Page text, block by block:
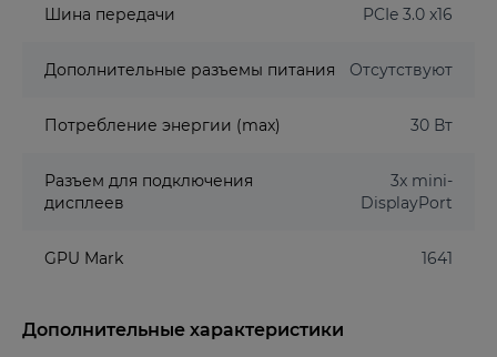
Шина передачи PCIe 3.0 x16
Дополнительные разъемы питания Отсутствуют
Потребление энергии (max) 30 Вт
Разъем для подключения
дисплеев
3x mini-
DisplayPort
GPU Mark 1641
Дополнительные характеристики